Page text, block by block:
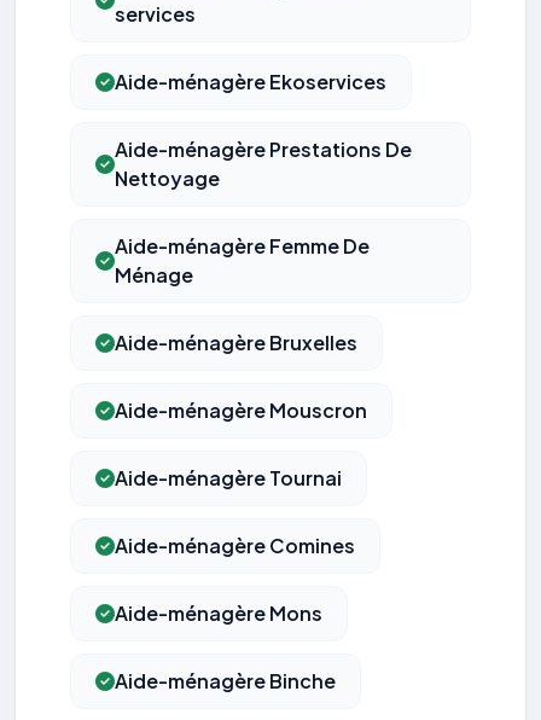
services
Aide-ménagère Ekoservices
Aide-ménagère Prestations De
Nettoyage
Aide-ménagère Femme De
Ménage
Aide-ménagère Bruxelles
Aide-ménagère Mouscron
Aide-ménagère Tournai
Aide-ménagère Comines
Aide-ménagère Mons
Aide-ménagère Binche